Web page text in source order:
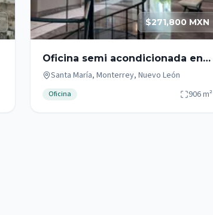
$271,800 MXN
Oficina semi acondicionada en
renta de 906m2 zona Santa
Santa María, Monterrey, Nuevo León
Oficina 906m²